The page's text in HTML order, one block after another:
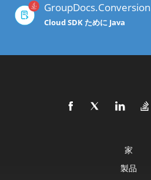
GroupDocs.Conversion
Cloud SDK ために Java
家
製品